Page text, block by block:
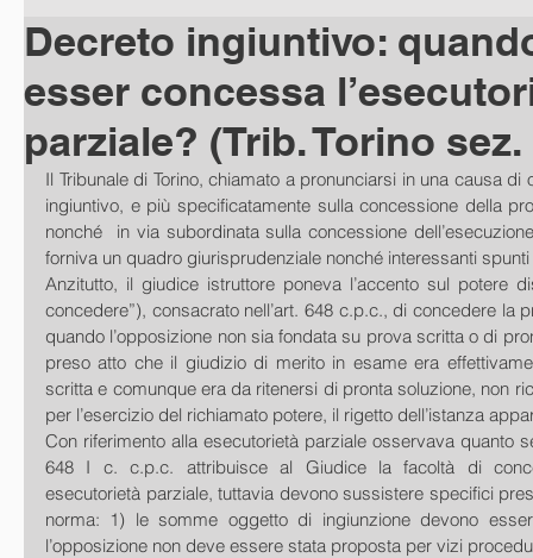
Decreto ingiuntivo:
esser concessa
parziale? (Trib. Torino sez.
Il Tribunale di Torino, chiamato a pronunciarsi in una causa
ingiuntivo, e più specificatamente sulla concessione della
nonché  in via subordinata sulla concessione
forniva un quadro giurisprudenziale nonché interessanti
Anzitutto, il giudice istruttore poneva l’accento sul potere
concedere”), consacrato nell’art. 648 c.p.c., di concedere la
quando l’opposizione non sia fondata su prova scritta o di
preso atto che il giudizio di merito in esame era
scritta e comunque era da ritenersi di pronta soluzione, non
per l’esercizio del richiamato potere, il rigetto dell’istanza
Con riferimento alla esecutorietà parziale osservava quanto
648 I c. c.p.c. attribuisce al Giudice la facoltà di
esecutorietà parziale, tuttavia devono sussistere specifici
norma: 1) le somme oggetto di ingiunzione devono
l’opposizione non deve essere stata proposta per vizi